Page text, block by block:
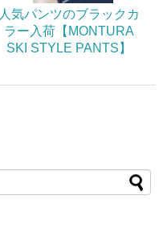
人気パンツのブラックカ
ラー入荷【MONTURA
SKI STYLE PANTS】